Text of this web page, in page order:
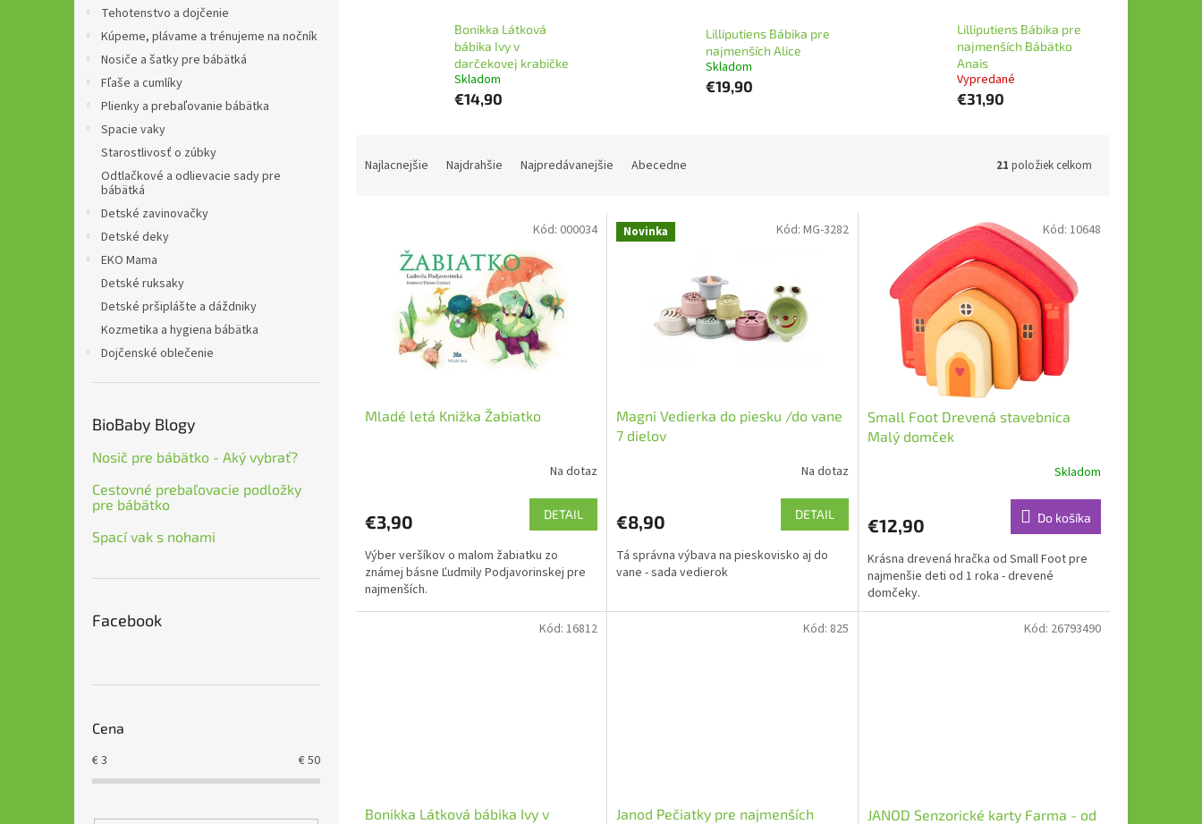
Tehotenstvo a dojčenie
Kúpeme, plávame a trénujeme na nočník
Nosiče a šatky pre bábätká
Fľaše a cumlíky
Plienky a prebaľovanie bábätka
Spacie vaky
Starostlivosť o zúbky
Odtlačkové a odlievacie sady pre
bábätká
Detské zavinovačky
Detské deky
EKO Mama
Detské ruksaky
Detské pršiplášte a dáždniky
Kozmetika a hygiena bábätka
Dojčenské oblečenie
BioBaby Blogy
Nosič pre bábätko - Aký vybrať?
Cestovné prebaľovacie podložky
pre bábätko
Spací vak s nohami
Facebook
Cena
€3 €50
Bonikka Látková
bábika Ivy v
darčekovej krabičke
Skladom
€14,90
Lilliputiens Bábika pre
najmenších Alice
Skladom
€19,90
Lilliputiens Bábika pre
najmenších Bábätko
Anais
Vypredané
€31,90
Najlacnejšie Najdrahšie Najpredávanejšie Abecedne 21 položiek celkom
Mladé letá Knižka Žabiatko
Na dotaz
€3,90 DETAIL
Výber veršíkov o malom žabiatku zo
známej básne Ľudmily Podjavorinskej pre
najmenších.
Kód: 000034 Novinka
Magni Vedierka do piesku /do vane
7 dielov
Na dotaz
€8,90 DETAIL
Tá správna výbava na pieskovisko aj do
vane - sada vedierok
Kód: MG-3282
Small Foot Drevená stavebnica
Malý domček
Skladom
€12,90 Do košíka
Krásna drevená hračka od Small Foot pre
najmenšie deti od 1 roka - drevené
domčeky.
Kód: 10648
Bonikka Látková bábika Ivy v
Kód: 16812
Janod Pečiatky pre najmenších
Kód: 825
JANOD Senzorické karty Farma - od
Kód: 26793490